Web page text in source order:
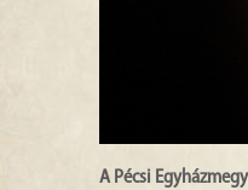
A Pécsi